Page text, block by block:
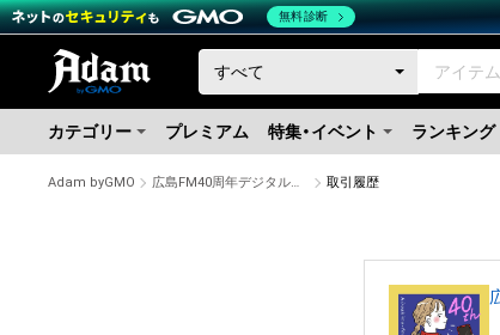
カテゴリー プレミアム 特集・イベント ランキング
Adam byGMO 広島FM40周年デジタルステッカー タイプB #376/1000 取引履歴
無料診断